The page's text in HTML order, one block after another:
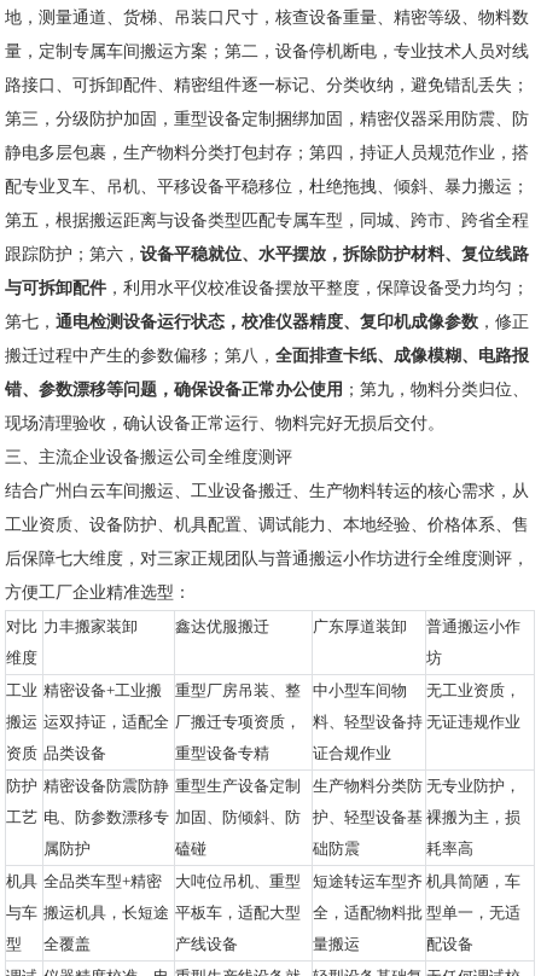
地，测量通道、货梯、吊装口尺寸，核查设备重量、精密等级、物料数
量，定制专属车间搬运方案；第二，设备停机断电，专业技术人员对线
路接口、可拆卸配件、精密组件逐一标记、分类收纳，避免错乱丢失；
第三，分级防护加固，重型设备定制捆绑加固，精密仪器采用防震、防
静电多层包裹，生产物料分类打包封存；第四，持证人员规范作业，搭
配专业叉车、吊机、平移设备平稳移位，杜绝拖拽、倾斜、暴力搬运；
第五，根据搬运距离与设备类型匹配专属车型，同城、跨市、跨省全程
跟踪防护；第六，设备平稳就位、水平摆放，拆除防护材料、复位线路
与可拆卸配件 ，利用水平仪校准设备摆放平整度，保障设备受力均匀；
第七，通电检测设备运行状态，校准仪器精度、复印机成像参数 ，修正
搬迁过程中产生的参数偏移；第八，全面排查卡纸、成像模糊、电路报
错、参数漂移等问题，确保设备正常办公使用 ；第九，物料分类归位、
现场清理验收，确认设备正常运行、物料完好无损后交付。
三、主流企业设备搬运公司全维度测评
结合广州白云车间搬运、工业设备搬迁、生产物料转运的核心需求，从
工业资质、设备防护、机具配置、调试能力、本地经验、价格体系、售
后保障七大维度，对三家正规团队与普通搬运小作坊进行全维度测评，
方便工厂企业精准选型：
对比
维度
力丰搬家装卸 鑫达优服搬迁 广东厚道装卸
普通搬运小作
坊
工业
搬运
资质
精密设备+工业搬
运双持证，适配全
品类设备
重型厂房吊装、整
厂搬迁专项资质，
重型设备专精
中小型车间物
料、轻型设备持
证合规作业
无工业资质，
无证违规作业
防护
工艺
精密设备防震防静
电、防参数漂移专
属防护
重型生产设备定制
加固、防倾斜、防
磕碰
生产物料分类防
护、轻型设备基
础防震
无专业防护，
裸搬为主，损
耗率高
机具
与车
型
全品类车型+精密
搬运机具，长短途
全覆盖
大吨位吊机、重型
平板车，适配大型
产线设备
短途转运车型齐
全，适配物料批
量搬运
机具简陋，车
型单一，无适
配设备